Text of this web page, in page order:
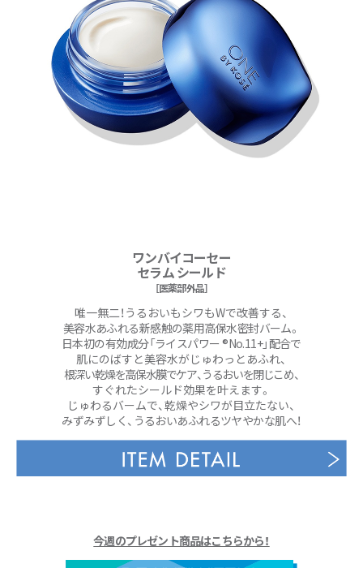
ワンバイコーセー
セラム シールド
［医薬部外品］
唯一無二！うるおいもシワもWで改善する、
美容水あふれる新感触の薬用高保水密封バーム。
日本初の有効成分「ライスパワー ®No.11+」配合で
肌にのばすと美容水がじゅわっとあふれ、
根深い乾燥を高保水膜でケア、うるおいを閉じこめ、
すぐれたシールド効果を叶えます。
じゅわるバームで、乾燥やシワが目立たない、
みずみずしく、うるおいあふれるツヤやかな肌へ！
今週のプレゼント商品はこちらから！